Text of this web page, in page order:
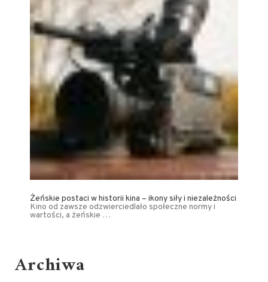
Żeńskie postaci w historii kina – ikony siły i niezależności
Kino od zawsze odzwierciedlało społeczne normy i
wartości, a żeńskie …
Archiwa